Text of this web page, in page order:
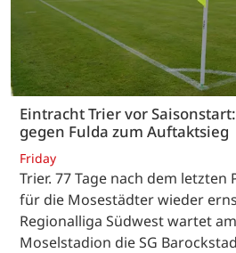
Eintracht Trier vor
gegen Fulda zum Auftaktsieg
Friday
Trier. 77 Tage nach dem
für die Mosestädter wieder
Regionalliga Südwest wartet
Moselstadion die SG